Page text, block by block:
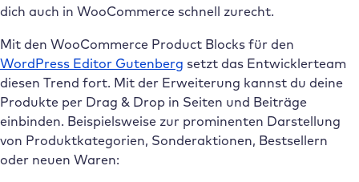
dich auch in WooCommerce schnell zurecht.
Mit den WooCommerce Product Blocks für den
WordPress Editor Gutenberg setzt das Entwicklerteam
diesen Trend fort. Mit der Erweiterung kannst du deine
Produkte per Drag & Drop in Seiten und Beiträge
einbinden. Beispielsweise zur prominenten Darstellung
von Produktkategorien, Sonderaktionen, Bestsellern
oder neuen Waren: